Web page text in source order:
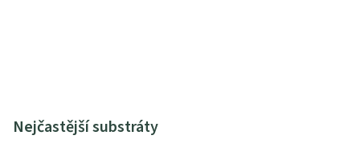
Nejčastější substráty